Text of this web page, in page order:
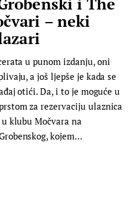
– neki
u punom izdanju, oni
a još ljepše je kada se
otići. Da, i to je moguće u
za rezervaciju ulaznica
klubu Močvara na
kojem…